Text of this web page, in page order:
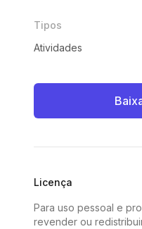
Tipos
Atividades
Licença
Para uso pessoal e
revender ou